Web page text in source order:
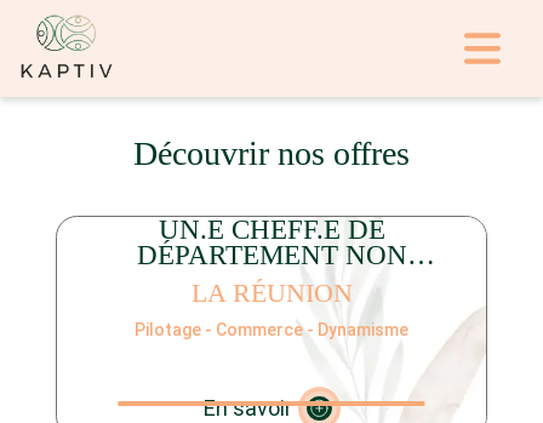
Découvrir nos offres
UN.E CHEFF.E DE
DÉPARTEMENT NON
ALIMENTAIRE
LA RÉUNION
Pilotage - Commerce - Dynamisme
En savoir